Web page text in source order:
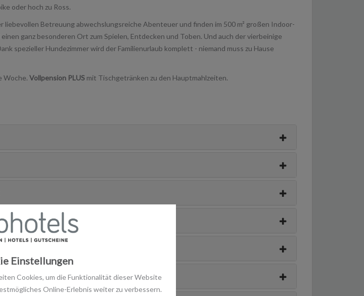
oder hoch zu Ross.
liebevollen Betreuung abwechslungsreiche Abenteuer und finden im 500 m² großen Indoor-
ganz besonderen Ort zum Spielen, Entdecken und Toben. Und auch der vierbeinige
spezieller Hundezimmer wird der Familienurlaub komplett - niemand muss zu Hause
Woche. Vollpension PLUSmit Tischgetränken zu den Hauptmahlzeiten.
Einstellungen
Cookies, um die Funktionalität dieser Website
Online-Erlebnis weiter zu verbessern.